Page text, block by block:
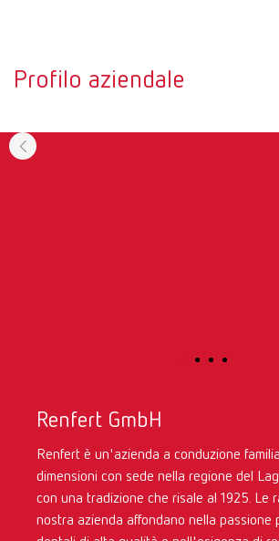
Profilo aziendale
Renfert GmbH
Renfert è un'azienda a conduzione
dimensioni con sede nella regione del
con una tradizione che risale al 1925. Le
nostra azienda affondano nella passione